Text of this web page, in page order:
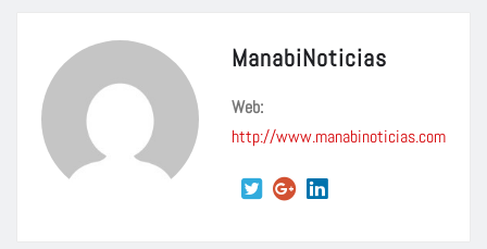
ManabiNoticias
Web:
http://www.manabinoticias.com